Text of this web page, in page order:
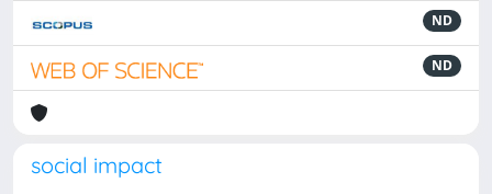
ND
ND
social impact